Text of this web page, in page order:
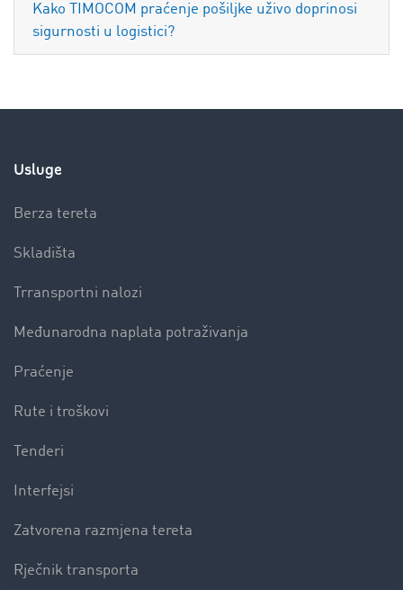
Kako TIMOCOM praćenje pošiljke uživo doprinosi
sigurnosti u logistici?
Usluge
Berza tereta
Skladišta
Trransportni nalozi
Međunarodna naplata potraživanja
Praćenje
Rute i troškovi
Tenderi
Interfejsi
Zatvorena razmjena tereta
Rječnik transporta